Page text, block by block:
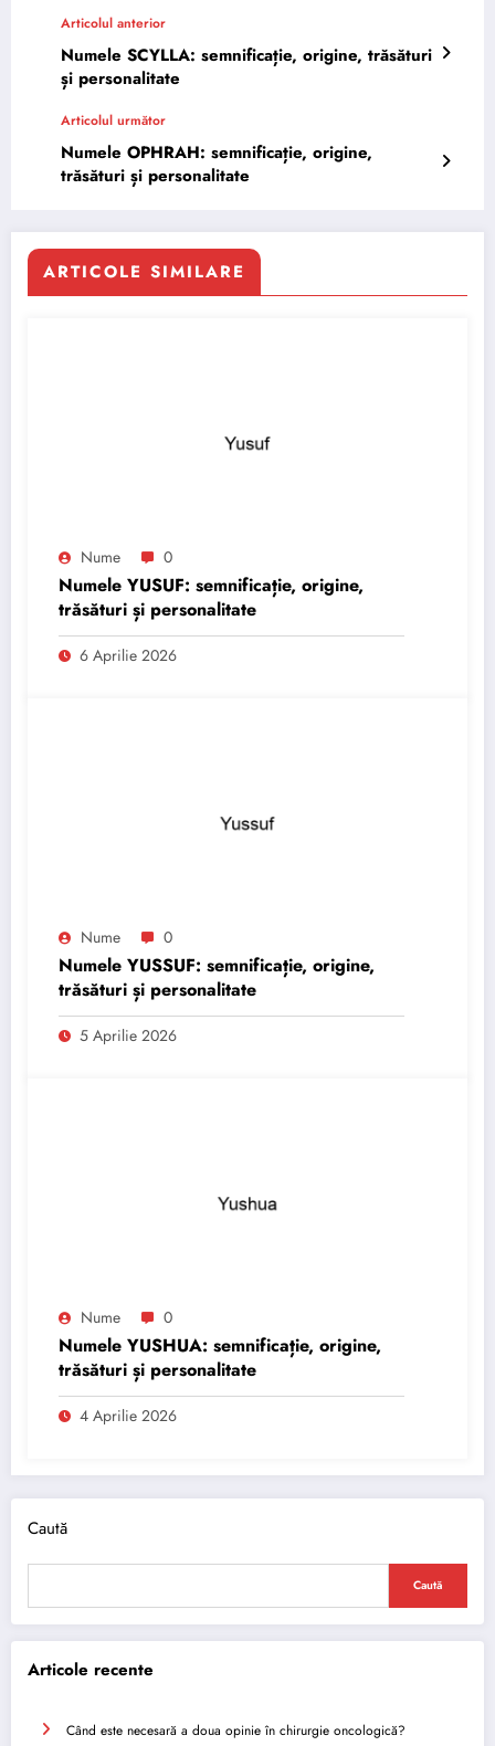
Articolul anterior
Numele SCYLLA: semnificație, origine, trăsături
și personalitate
Articolul următor
Numele OPHRAH: semnificație, origine,
trăsături și personalitate
ARTICOLE SIMILARE
Nume 0
Numele YUSUF: semnificație, origine,
trăsături și personalitate
6 Aprilie 2026
Nume 0
Numele YUSSUF: semnificație, origine,
trăsături și personalitate
5 Aprilie 2026
Nume 0
Numele YUSHUA: semnificație, origine,
trăsături și personalitate
4 Aprilie 2026
Caută
Caută
Articole recente
Când este necesară a doua opinie în chirurgie oncologică?